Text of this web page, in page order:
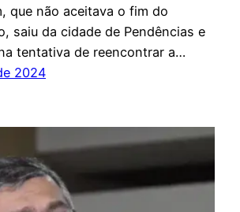
que não aceitava o fim do
saiu da cidade de Pendências e
tentativa de reencontrar a…
2024